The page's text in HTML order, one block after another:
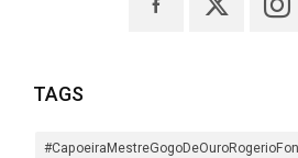
TAGS